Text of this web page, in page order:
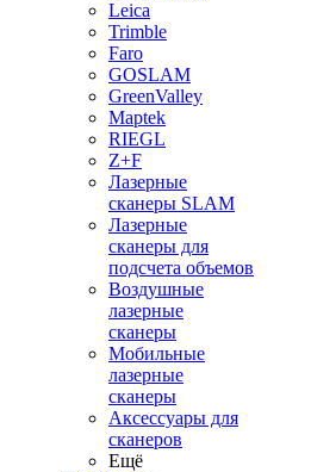
Leica
Trimble
Faro
GOSLAM
GreenValley
Maptek
RIEGL
Z+F
Лазерные
сканеры SLAM
Лазерные
сканеры для
подсчета объемов
Воздушные
лазерные
сканеры
Мобильные
лазерные
сканеры
Аксессуары для
сканеров
Ещё